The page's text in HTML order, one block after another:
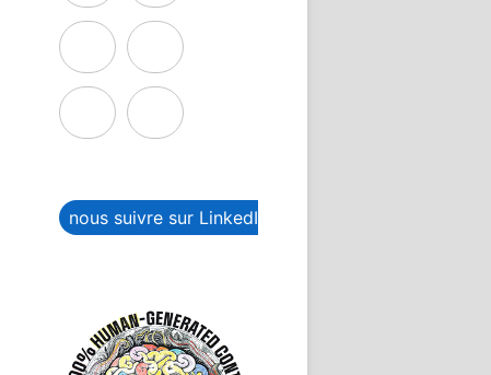
nous suivre sur LinkedIn